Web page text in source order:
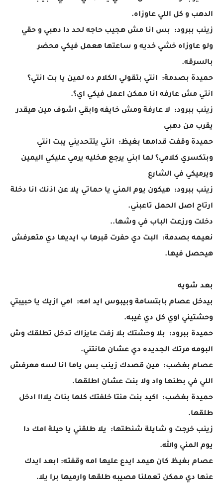
الدهب و كل اللي عاوزاه.
زينب ببرود: بس انا مش هجيب حاجه لحد دا دهبي و حقي
ولو عاوزاه خشي خديه و ساعتها هعمل فيكي محضر
بالسرقه.
حميدة بصدمة: انتي بتقولي الكلام ده لمين يا بت انتي؟
انتي مش عارفه انا ممكن اعمل فيكي اي؟.
زينب ببرود: لا عارفة ومش خايفه وابقي اشوف مين هيقدر
يقرب من دهبي
حميدة وقفت قدامها بغيظ: انتي يتتحديني يبت انتي
وبتكسري كلامي؟ لما ابني يرجع هخليه يرمي عليكي اليمين
ويرميكي في الشارع
زينب ببرود: هيكون يوم المني يا حماتي يلا عن اذنك انا دخلة
ارتاح اصل الحمل تاعبني.
دخلت ورزعت الباب في وشها..
نعيمه بصدمة: البت دي حفرت قبرها ب ايديها دي متعرفش
هيحصل فيها.
بعد شويه
بيدخل عصام بابتسامة وبيبوس ايد امه: امي ازيك يا حبيبتي
وحشتيني اوي كل دي غيبه.
حميدة ببرود: بلا وحشتك بلا زفت عايزاك تدخل تطلقك وش
البومه مرتك الجديده دي عشان هانتني.
عصام بغضب: مين قصدك زينب بس ياما انا لسه معرفش
اللي في بطنها واد ولا بنت عشان اطلقها.
حميدة بغضب: اكيد بنت منتا خلفتك كلها بنات يلااا ادخل
طلقها.
زينب خرجت و شايلة شنطتها: يلا طلقني يا حيلة امك دا
يوم المني والله.
عصام بغيظ كان هيمد ايدع عليها امه وقفته: ابعد ايدك
عنها دي ممكن تعملنا مصيبه طلقها وارميها برا يلا.